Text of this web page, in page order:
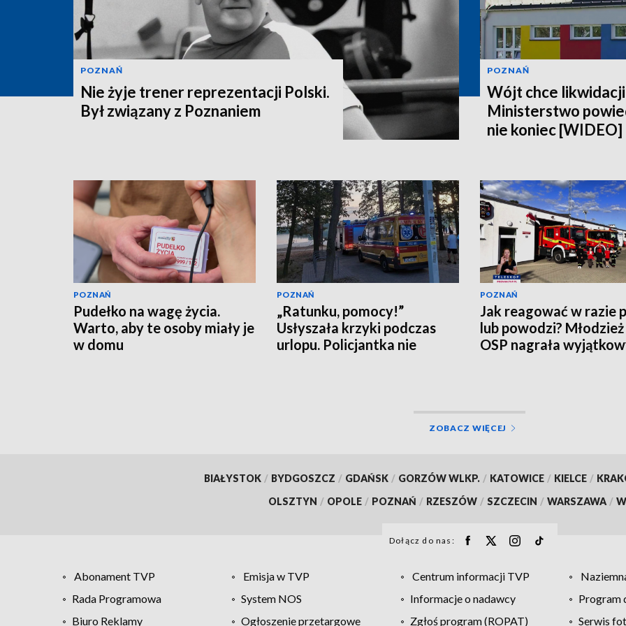
POZNAŃ
Nie żyje trener reprezentacji Polski.
Był związany z Poznaniem
POZNAŃ
Wójt chce likwidacji
Ministerstwo
nie koniec [WIDEO]
POZNAŃ
Pudełko na wagę życia.
Warto, aby te osoby miały je
w domu
POZNAŃ
„Ratunku, pomocy!”
Usłyszała krzyki podczas
urlopu. Policjantka nie
POZNAŃ
Jak reagować w razie
lub powodzi? Młodzież
OSP nagrała
ZOBACZ WIĘCEJ
BIAŁYSTOK / BYDGOSZCZ / GDAŃSK / GORZÓW WLKP. / KATOWICE / KIELCE /
OLSZTYN / OPOLE / POZNAŃ / RZESZÓW / SZCZECIN / WARSZAWA /
Dołącz do nas:
Abonament TVP Emisja w TVP Centrum informacji TVP
Rada Programowa
System NOS Informacje o nadawcy
Program
Biuro Reklamy
Ogłoszenie przetargowe Zgłoś program (ROPAT) Serwis